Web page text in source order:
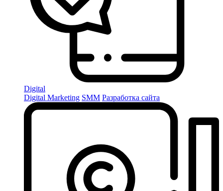
Digital
Digital Marketing SMM Разработка сайта